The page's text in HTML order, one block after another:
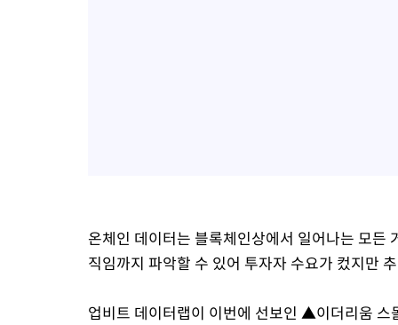
온체인 데이터는 블록체인상에서 일어나는 모든
직임까지 파악할 수 있어 투자자 수요가 컸지만
업비트 데이터랩이 이번에 선보인 ▲이더리움